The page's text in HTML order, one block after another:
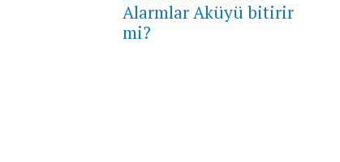
Alarmlar Aküyü bitirir
mi?